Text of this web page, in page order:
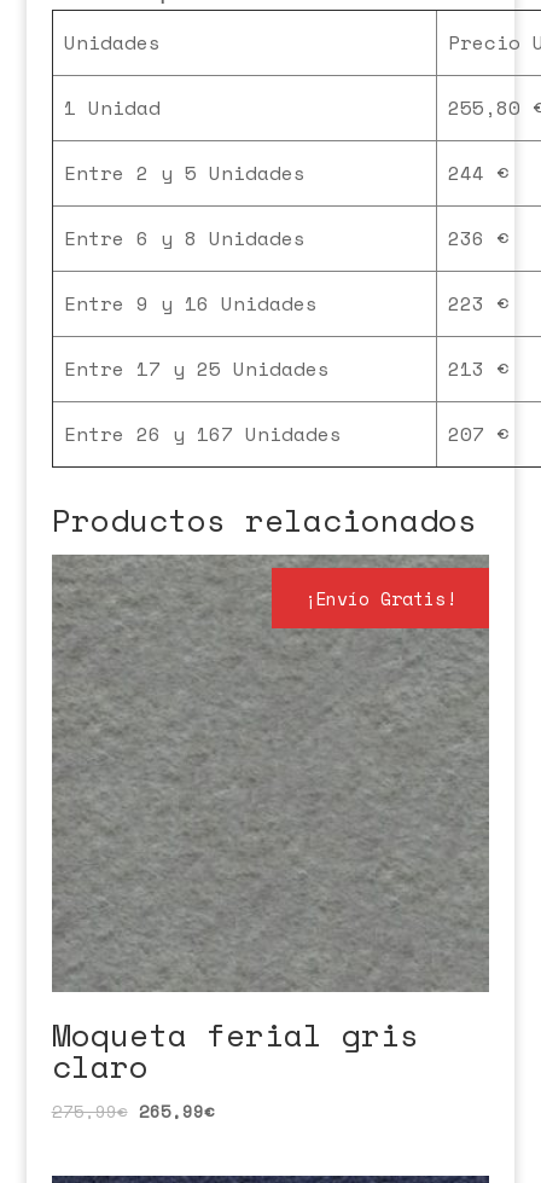
Unidades
Precio
1 Unidad 255,80
Entre 2 y 5 Unidades 244 €
Entre 6 y 8 Unidades 236 €
Entre 9 y 16 Unidades 223 €
Entre 17 y 25 Unidades 213 €
Entre 26 y 167 Unidades 207 €
Productos relacionados
¡Envío Gratis!
Moqueta ferial gris
claro
275,99€ 265,99€